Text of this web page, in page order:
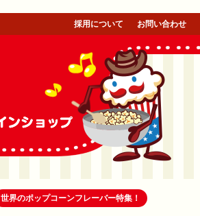
採用について お問い合わせ
世界のポップコーンフレーバー特集！